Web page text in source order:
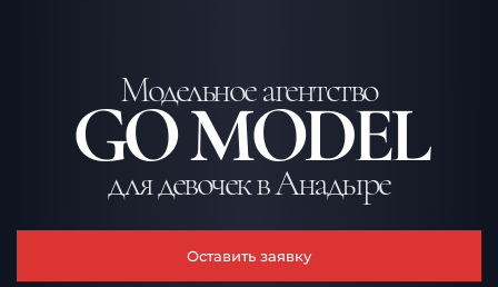
Модельное агентство
GO MODEL
для девочек в Анадыре
Оставить заявку